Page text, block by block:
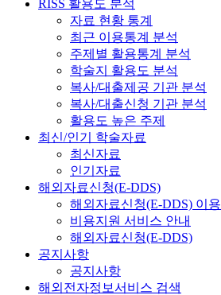
RISS 활용도 분석
자료 현황 통계
최근 이용통계 분석
주제별 활용통계 분석
학술지 활용도 분석
복사/대출제공 기관 분석
복사/대출신청 기관 분석
활용도 높은 주제
최신/인기 학술자료
최신자료
인기자료
해외자료신청(E-DDS)
해외자료신청(E-DDS) 이
비용지원 서비스 안내
해외자료신청(E-DDS)
공지사항
공지사항
해외전자정보서비스 검색